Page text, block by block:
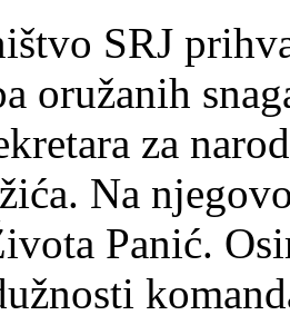
SRJ
oružanih
za
Na
Panić.